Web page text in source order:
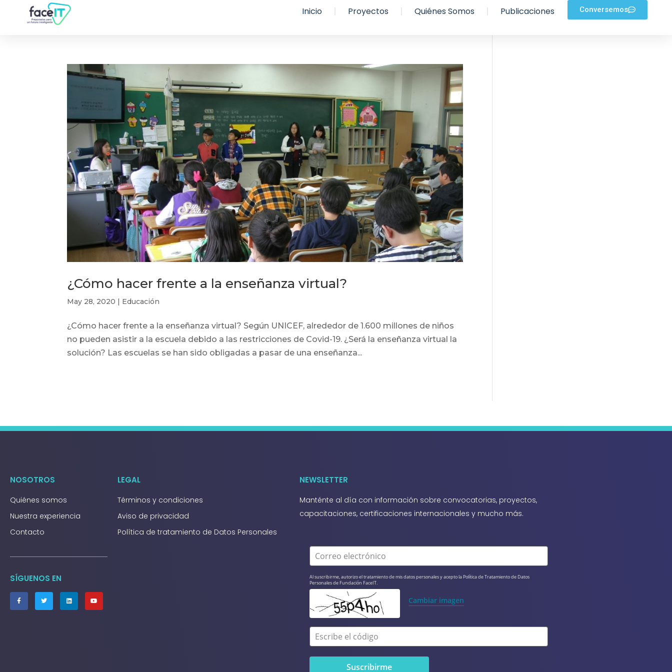
Inicio Proyectos Quiénes Somos Publicaciones Conversemos
¿Cómo hacer frente a la enseñanza virtual?
May 28, 2020 | Educación
¿Cómo hacer frente a la enseñanza virtual? Según UNICEF, alrededor de 1.600 millones de niños
no pueden asistir a la escuela debido a las restricciones de Covid-19. ¿Será la enseñanza virtual la
solución? Las escuelas se han sido obligadas a pasar de una enseñanza...
NOSOTROS
Quiénes somos
Nuestra experiencia
Contacto
SÍGUENOS EN
LEGAL
Términos y condiciones
Aviso de privacidad
Política de tratamiento de Datos Personales
NEWSLETTER
Manténte al día con información sobre convocatorias, proyectos,
capacitaciones, certificaciones internacionales y mucho más.
Correo electrónico
Al suscribirme, autorizo el tratamiento de mis datos personales y acepto la Política de Tratamiento de Datos
Personales de Fundación FaceIT.
Cambiar imagen
Escribe el código